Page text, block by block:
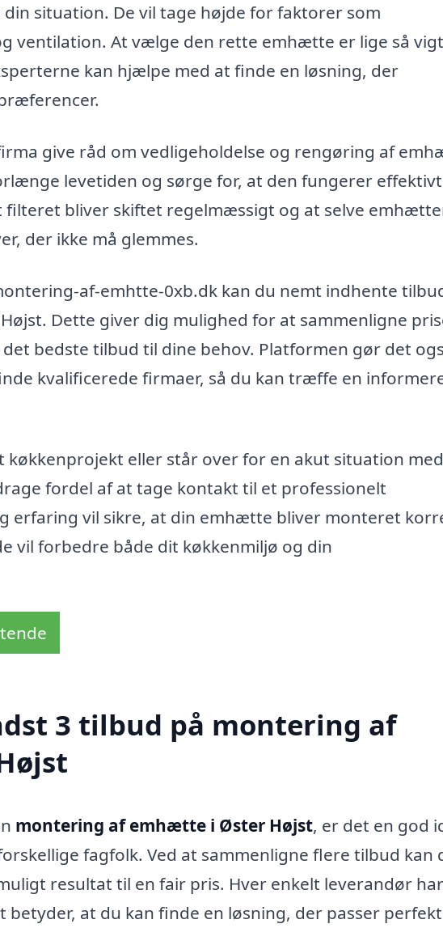
situation. De vil tage højde for faktorer som
ventilation. At vælge den rette emhætte er lige så
kan hjælpe med at finde en løsning, der
give råd om vedligeholdelse og rengøring af
levetiden og sørge for, at den fungerer
filteret bliver skiftet regelmæssigt og at selve
der ikke må glemmes.
af-emhtte-0xb.dk kan du nemt indhente
Dette giver dig mulighed for at sammenligne
bedste tilbud til dine behov. Platformen gør det
kvalificerede firmaer, så du kan træffe en
køkkenprojekt eller står over for en akut situation
fordel af at tage kontakt til et professionelt
erfaring vil sikre, at din emhætte bliver monteret
vil forbedre både dit køkkenmiljø og din
3 tilbud på montering af
montering af emhætte i Øster Højst, er det en god
fagfolk. Ved at sammenligne flere tilbud kan
resultat til en fair pris. Hver enkelt leverandør
betyder, at du kan finde en løsning, der passer